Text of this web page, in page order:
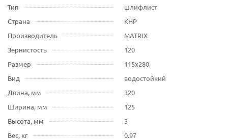
Тип
шлифлист
Страна
КНР
Производитель
MATRIX
Зернистость
120
Размер
115х280
Вид
водостойкий
Длина, мм
320
Ширина, мм
125
Высота, мм
3
Вес, кг
0.97